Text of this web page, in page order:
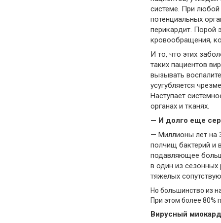
системе. При любой
потенциальных
перикардит. Порой
кровообращения,
И то, что этих
таких пациентов
вызывать
усугубляется
Наступает
органах и тканях.
— И долго еще
— Миллионы лет на
полчищ бактерий и
подавляющее
в один из сезонных
тяжелых
Но большинство из
При этом более 80%
Вирусный